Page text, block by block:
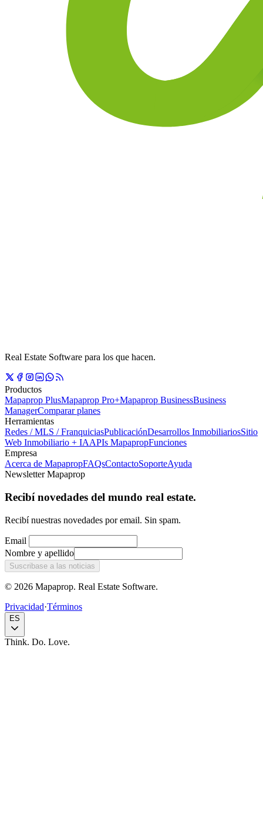
Real Estate Software para los que hacen.
Productos
Mapaprop PlusMapaprop Pro+Mapaprop BusinessBusiness
ManagerComparar planes
Herramientas
Redes / MLS / FranquiciasPublicaciónDesarrollos InmobiliariosSitio
Web Inmobiliario + IAAPIs MapapropFunciones
Empresa
Acerca de MapapropFAQsContactoSoporteAyuda
Newsletter Mapaprop
Recibí novedades del mundo real estate.
Recibí nuestras novedades por email. Sin spam.
Email
Nombre y apellido
Suscribase a las noticias
© 2026 Mapaprop. Real Estate Software.
Privacidad·Términos
ES
Think. Do. Love.